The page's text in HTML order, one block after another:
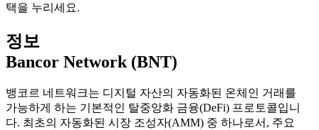
택을 누리세요.
정보
Bancor Network (BNT)
뱅코르 네트워크는 디지털 자산의 자동화된 온체인 거래를
가능하게 하는 기본적인 탈중앙화 금융(DeFi) 프로토콜입니
다. 최초의 자동화된 시장 조성자(AMM) 중 하나로서, 주요